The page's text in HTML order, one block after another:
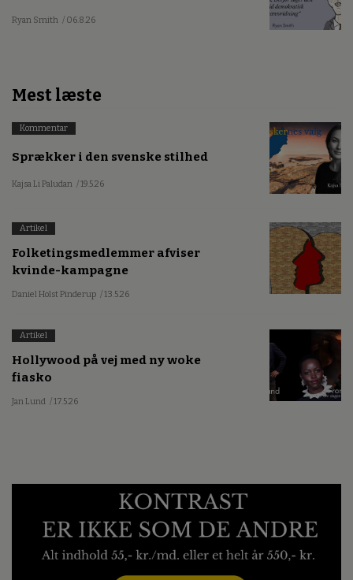
Ryan Smith / 06.8.26
Mest læste
Kommentar
Sprækker i den svenske stilhed
Kajsa Li Paludan / 19.5.26
Artikel
Folketingsmedlemmer afviser
kvinde-kampagne
Daniel Holst Pinderup / 13.5.26
Artikel
Hollywood på vej med ny woke
fiasko
Jan Lund / 17.5.26